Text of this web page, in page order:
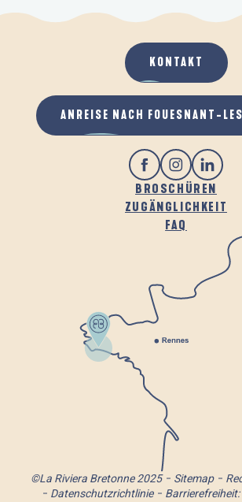
BROSCHÜREN
ZUGÄNGLICHKEIT
FAQ
KONTAKT
ANREISE NACH FOUESNANT-
©La Riviera Bretonne 2025 Sitemap
Datenschutzrichtlinie